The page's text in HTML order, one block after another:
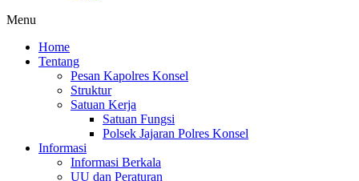
Menu
Home
Tentang
Pesan Kapolres Konsel
Struktur
Satuan Kerja
Satuan Fungsi
Polsek Jajaran Polres Konsel
Informasi
Informasi Berkala
UU dan Peraturan